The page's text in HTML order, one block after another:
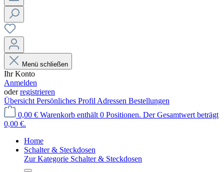
Menü schließen
Ihr Konto
Anmelden
oderregistrieren
Übersicht Persönliches Profil Adressen Bestellungen
0,00 € Warenkorb enthält 0 Positionen. Der Gesamtwert beträgt
0,00 €.
Home
Schalter & Steckdosen
Zur Kategorie Schalter & Steckdosen